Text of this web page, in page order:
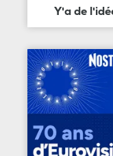
Y'a de